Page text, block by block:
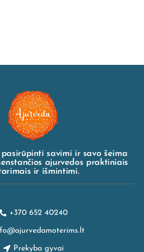
pasirūpinti savimi ir savo šeima
ajurvedos praktiniais
ir išmintimi.
+370 652 40240
Prekyba gyvai